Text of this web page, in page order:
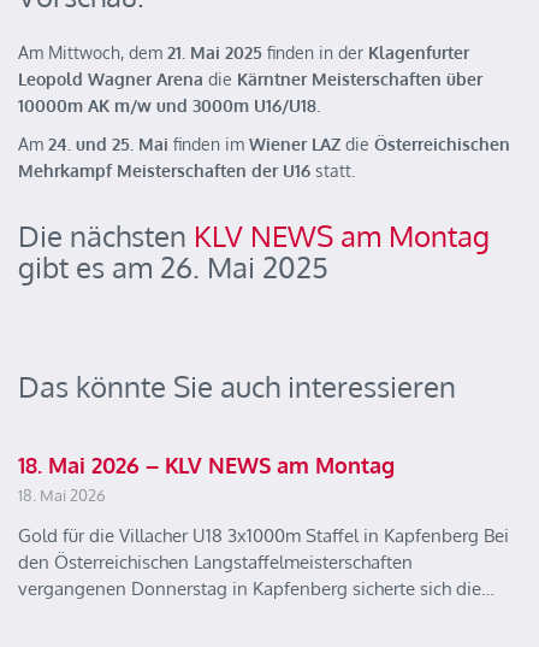
Am Mittwoch, dem 21. Mai 2025 finden in der Klagenfurter
Leopold Wagner Arena die Kärntner Meisterschaften über
10000m AK m/w und 3000m U16/U18
Am 24. und 25. Mai finden im Wiener LAZ die Österreichischen
Mehrkampf Meisterschaften der U16 statt.
Die nächsten KLV NEWS am Montag
gibt es am 26. Mai 2025
Das könnte Sie auch interessieren
18. Mai 2026 – KLV NEWS am Montag
18. Mai 2026
Gold für die Villacher U18 3x1000m Staffel in Kapfenberg Bei
den Österreichischen Langstaffelmeisterschaften
vergangenen Donnerstag in Kapfenberg sicherte sich die…